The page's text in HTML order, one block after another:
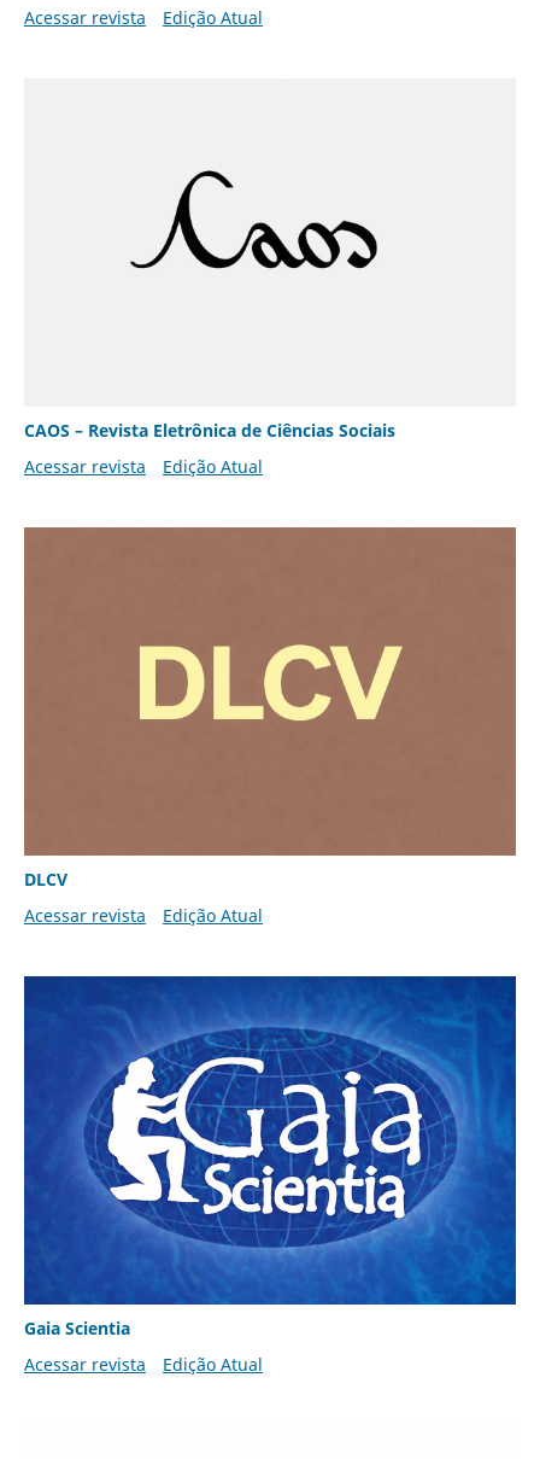
Acessar revista
Edição Atual
CAOS – Revista Eletrônica de Ciências Sociais
Acessar revista
Edição Atual
DLCV
Acessar revista
Edição Atual
Gaia Scientia
Acessar revista
Edição Atual